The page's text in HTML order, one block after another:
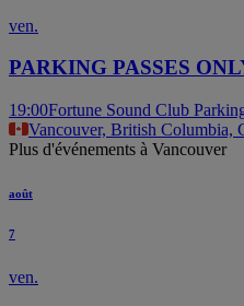
ven.
PARKING PASSES
19:00Fortune Sound Club
Vancouver, British Columbia,
Plus d'événements à Vancouver
août
7
ven.